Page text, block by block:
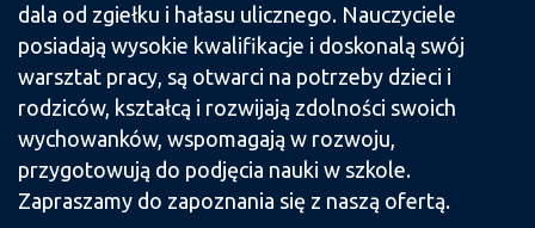
dala od zgiełku i hałasu ulicznego. Nauczyciele
posiadają wysokie kwalifikacje i doskonalą swój
warsztat pracy, są otwarci na potrzeby dzieci i
rodziców, kształcą i rozwijają zdolności swoich
wychowanków, wspomagają w rozwoju,
przygotowują do podjęcia nauki w szkole.
Zapraszamy do zapoznania się z naszą ofertą.